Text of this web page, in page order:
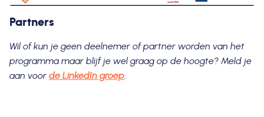
Partners
Wil of kun je geen deelnemer of partner worden van het
programma maar blijf je wel graag op de hoogte? Meld je
aan voor de LinkedIn groep.